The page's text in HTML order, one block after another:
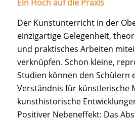
Ein Hoch auf die Praxis
Der Kunstunterricht in der
einzigartige Gelegenheit,
und praktisches Arbeiten
verknüpfen. Schon kleine,
Studien können den Schülern
Verständnis für künstlerische
kunsthistorische
Positiver Nebeneffekt: Das